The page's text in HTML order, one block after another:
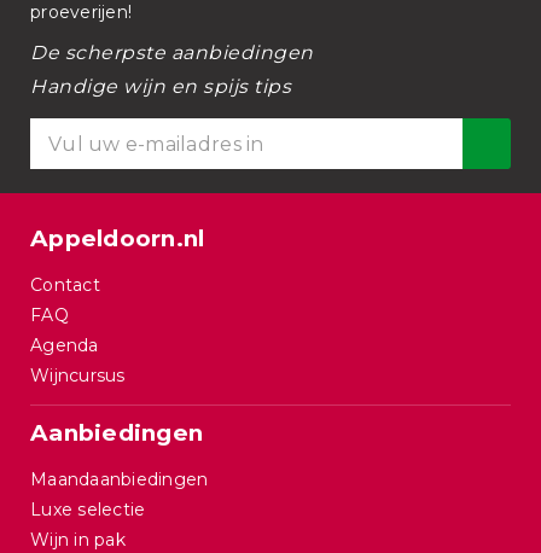
proeverijen!
De scherpste aanbiedingen
Handige wijn en spijs tips
Appeldoorn.nl
Contact
FAQ
Agenda
Wijncursus
Aanbiedingen
Maandaanbiedingen
Luxe selectie
Wijn in pak